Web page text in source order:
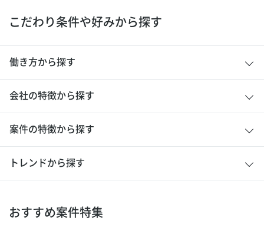
こだわり条件や好みから探す
働き方から探す
会社の特徴から探す
案件の特徴から探す
トレンドから探す
おすすめ案件特集